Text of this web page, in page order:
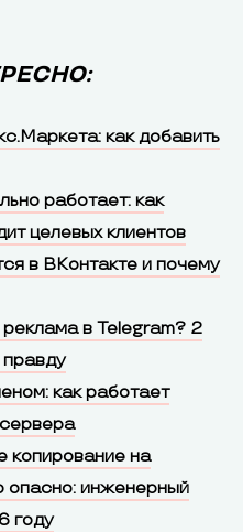
как добавить
работает: как
целевых клиентов
в ВКонтакте и почему
реклама в Telegram? 2
как работает
копирование на
опасно: инженерный
году